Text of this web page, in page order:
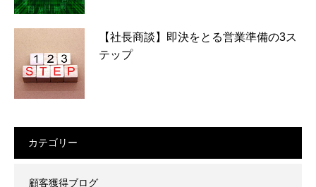
【社長商談】即決をとる営業準備の3ス
テップ
カテゴリー
顧客獲得ブログ